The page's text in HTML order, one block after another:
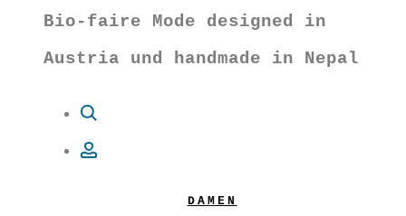
Bio-faire Mode designed in
Austria und handmade in Nepal
DAMEN